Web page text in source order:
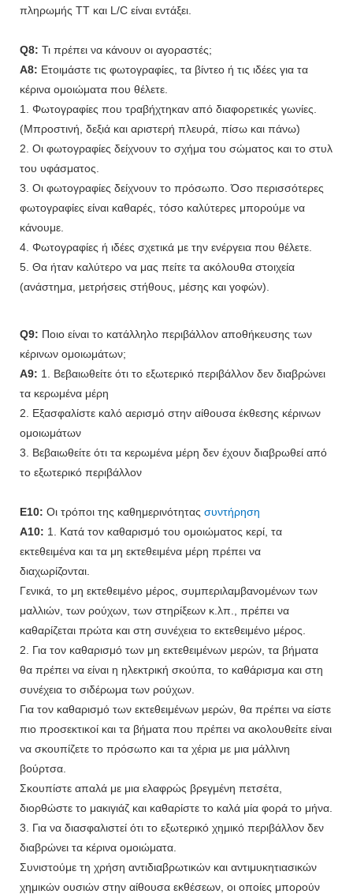
πληρωμής TT και L/C είναι εντάξει.
Q8: Τι πρέπει να κάνουν οι αγοραστές;
A8: Ετοιμάστε τις φωτογραφίες, τα βίντεο ή τις ιδέες για τα
κέρινα ομοιώματα που θέλετε.
1. Φωτογραφίες που τραβήχτηκαν από διαφορετικές γωνίες.
(Μπροστινή, δεξιά και αριστερή πλευρά, πίσω και πάνω)
2. Οι φωτογραφίες δείχνουν το σχήμα του σώματος και το στυλ
του υφάσματος.
3. Οι φωτογραφίες δείχνουν το πρόσωπο. Όσο περισσότερες
φωτογραφίες είναι καθαρές, τόσο καλύτερες μπορούμε να
κάνουμε.
4. Φωτογραφίες ή ιδέες σχετικά με την ενέργεια που θέλετε.
5. Θα ήταν καλύτερο να μας πείτε τα ακόλουθα στοιχεία
(ανάστημα, μετρήσεις στήθους, μέσης και γοφών).
Q9: Ποιο είναι το κατάλληλο περιβάλλον αποθήκευσης των
κέρινων ομοιωμάτων;
A9: 1. Βεβαιωθείτε ότι το εξωτερικό περιβάλλον δεν διαβρώνει
τα κερωμένα μέρη
2. Εξασφαλίστε καλό αερισμό στην αίθουσα έκθεσης κέρινων
ομοιωμάτων
3. Βεβαιωθείτε ότι τα κερωμένα μέρη δεν έχουν διαβρωθεί από
το εξωτερικό περιβάλλον
Ε10: Οι τρόποι της καθημερινότητας συντήρηση
A10: 1. Κατά τον καθαρισμό του ομοιώματος κερί, τα
εκτεθειμένα και τα μη εκτεθειμένα μέρη πρέπει να
διαχωρίζονται.
Γενικά, το μη εκτεθειμένο μέρος, συμπεριλαμβανομένων των
μαλλιών, των ρούχων, των στηρίξεων κ.λπ., πρέπει να
καθαρίζεται πρώτα και στη συνέχεια το εκτεθειμένο μέρος.
2. Για τον καθαρισμό των μη εκτεθειμένων μερών, τα βήματα
θα πρέπει να είναι η ηλεκτρική σκούπα, το καθάρισμα και στη
συνέχεια το σιδέρωμα των ρούχων.
Για τον καθαρισμό των εκτεθειμένων μερών, θα πρέπει να είστε
πιο προσεκτικοί και τα βήματα που πρέπει να ακολουθείτε είναι
να σκουπίζετε το πρόσωπο και τα χέρια με μια μάλλινη
βούρτσα.
Σκουπίστε απαλά με μια ελαφρώς βρεγμένη πετσέτα,
διορθώστε το μακιγιάζ και καθαρίστε το καλά μία φορά το μήνα.
3. Για να διασφαλιστεί ότι το εξωτερικό χημικό περιβάλλον δεν
διαβρώνει τα κέρινα ομοιώματα.
Συνιστούμε τη χρήση αντιδιαβρωτικών και αντιμυκητιασικών
χημικών ουσιών στην αίθουσα εκθέσεων, οι οποίες μπορούν